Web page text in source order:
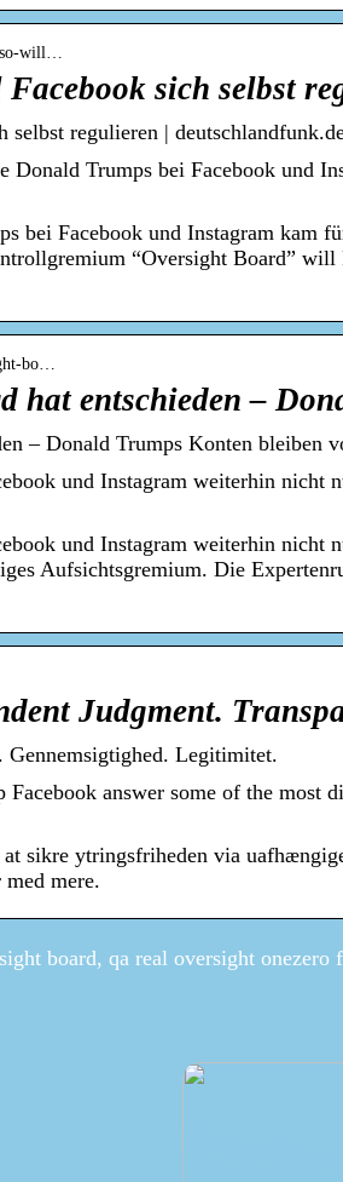
so-will…
sich selbst
regulieren |
Trumps bei Facebook und
bei Facebook und Instagram kam
“Oversight Board”
bo…
hat entschieden –
– Donald Trumps Konten bleiben
und Instagram weiterhin nicht
und Instagram weiterhin nicht
Aufsichtsgremium. Die
Judgment.
Gennemsigtighed. Legitimitet.
answer some of the most
sikre ytringsfriheden via
med mere.
board, qa real oversight onezero